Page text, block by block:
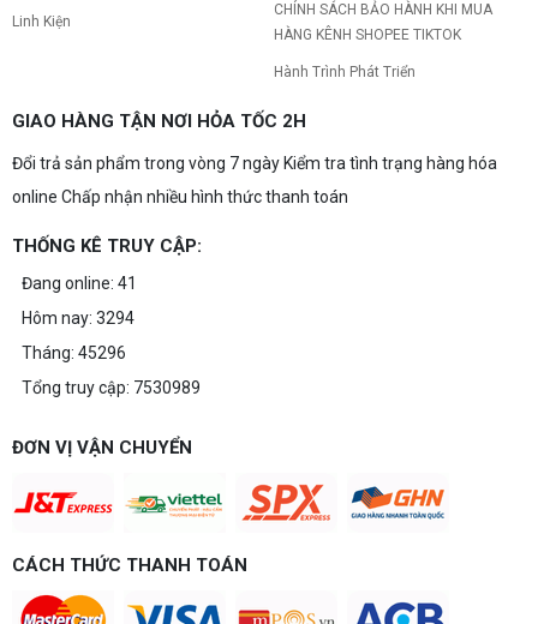
Linh Kiện
CHÍNH SÁCH BẢO HÀNH KHI MUA
HÀNG KÊNH SHOPEE TIKTOK
Hành Trình Phát Triển
GIAO HÀNG TẬN NƠI HỎA TỐC 2H
Đổi trả sản phẩm trong vòng 7 ngày Kiểm tra tình trạng hàng hóa
online Chấp nhận nhiều hình thức thanh toán
THỐNG KÊ TRUY CẬP:
Đang online: 41
Hôm nay: 3294
Tháng: 45296
Tổng truy cập: 7530989
ĐƠN VỊ VẬN CHUYỂN
CÁCH THỨC THANH TOÁN